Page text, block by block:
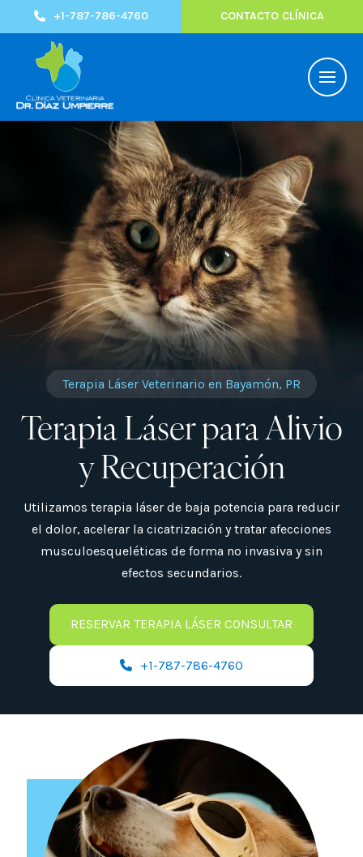
+1-787-786-4760 CONTACTO CLÍNICA
Terapia Láser Veterinario en Bayamón, PR
Terapia Láser para Alivio
y Recuperación
Utilizamos terapia láser de baja potencia para reducir
el dolor, acelerar la cicatrización y tratar afecciones
musculoesqueléticas de forma no invasiva y sin
efectos secundarios.
RESERVAR TERAPIA LÁSER CONSULTAR
+1-787-786-4760